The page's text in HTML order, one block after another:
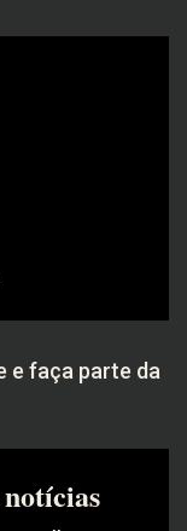
e faça parte da